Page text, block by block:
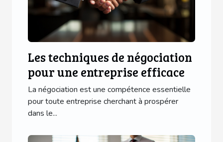
Les techniques de négociation
pour une entreprise efficace
La négociation est une compétence essentielle
pour toute entreprise cherchant à prospérer
dans le...